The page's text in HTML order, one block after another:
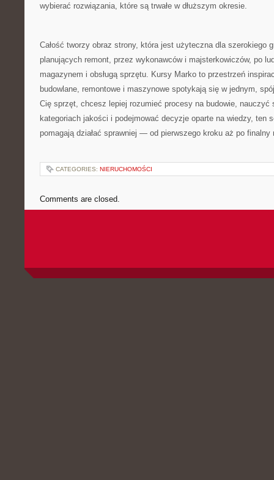
wybierać rozwiązania, które są trwałe w dłuższym okresie.
Całość tworzy obraz strony, która jest użyteczna dla szerokiego
planujących remont, przez wykonawców i majsterkowiczów, po
magazynem i obsługą sprzętu. Kursy Marko to przestrzeń
budowlane, remontowe i maszynowe spotykają się w jednym,
Cię sprzęt, chcesz lepiej rozumieć procesy na budowie, nauczyć
kategoriach jakości i podejmować decyzje oparte na wiedzy, ten
pomagają działać sprawniej — od pierwszego kroku aż po finalny
CATEGORIES: NIERUCHOMOŚCI
Comments are closed.